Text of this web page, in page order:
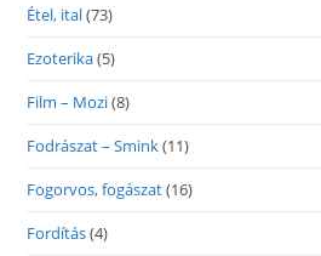
Étel, ital(73)
Ezoterika(5)
Film – Mozi(8)
Fodrászat – Smink(11)
Fogorvos, fogászat(16)
Fordítás(4)